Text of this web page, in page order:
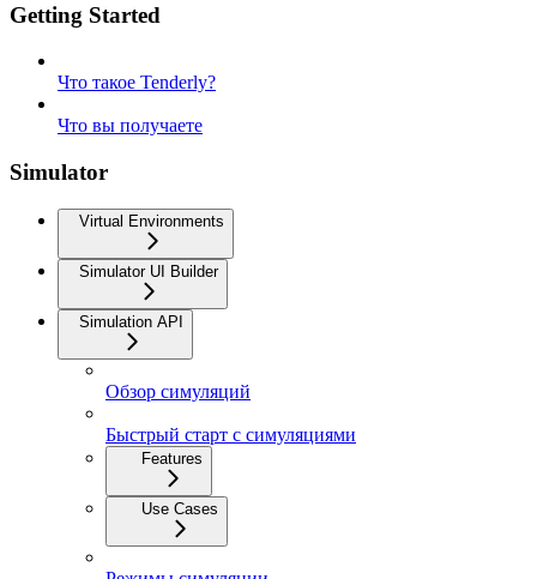
Getting Started
Что такое Tenderly?
Что вы получаете
Simulator
Virtual Environments
Simulator UI Builder
Simulation API
Обзор симуляций
Быстрый старт с симуляциями
Features
Use Cases